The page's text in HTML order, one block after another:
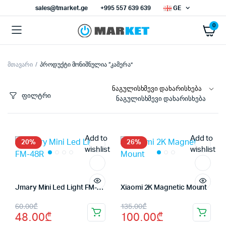
sales@tmarket.ge +995 557 639 639 GE
0
მთავარი პროდუქტი მონიშნულია “კამერა”
ფილტრი ნაგულისხმევი დახარისხება
20%
Add to
wishlist
Jmary Mini Led Light FM-48R
60.00₾
Original
price
48.00₾
Current
price
26%
Add to
wishlist
Xiaomi 2K Magnetic Mount
135.00₾
Original
price
100.00₾
Current
price